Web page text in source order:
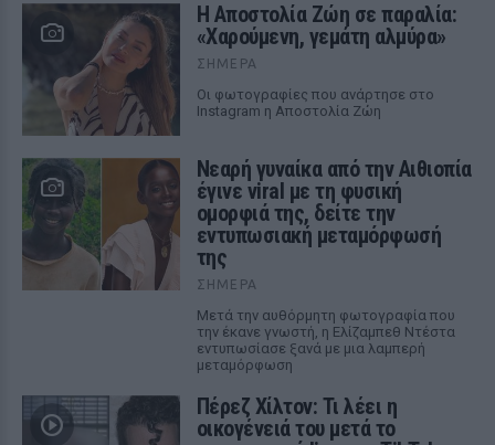
Η Αποστολία Ζώη σε παραλία:
«Χαρούμενη, γεμάτη αλμύρα»
ΣΉΜΕΡΑ
Οι φωτογραφίες που ανάρτησε στο
Instagram η Αποστολία Ζώη
Νεαρή γυναίκα από την Αιθιοπία
έγινε viral με τη φυσική
ομορφιά της, δείτε την
εντυπωσιακή μεταμόρφωσή
της
ΣΉΜΕΡΑ
Μετά την αυθόρμητη φωτογραφία που
την έκανε γνωστή, η Ελίζαμπεθ Ντέστα
εντυπωσίασε ξανά με μια λαμπερή
μεταμόρφωση
Πέρεζ Χίλτον: Τι λέει η
οικογένειά του μετά το